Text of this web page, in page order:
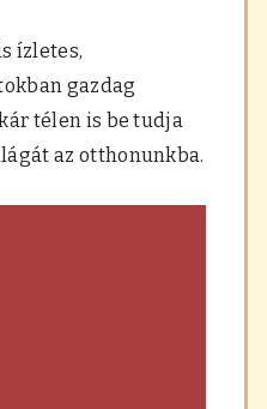
ízletes,
gazdag
télen is be tudja
az otthonunkba.